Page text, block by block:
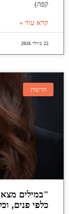
קפה)
קרא עוד »
22 ביולי 2026
חדשות
"במילים
כלפי פנים,